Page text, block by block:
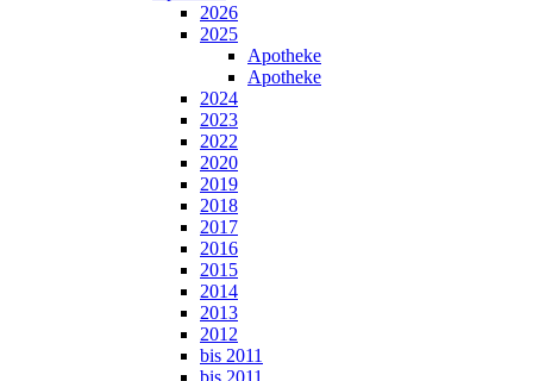
2026
2025
Apotheke
Apotheke
2024
2023
2022
2020
2019
2018
2017
2016
2015
2014
2013
2012
bis 2011
bis 2011